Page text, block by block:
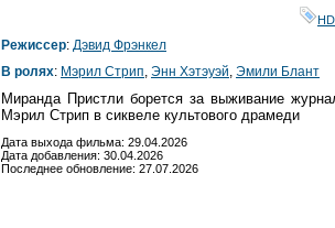
Режиссер: Дэвид Фрэнкел
В ролях: Мэрил Стрип, Энн Хэтэуэй, Эмили Блант
Миранда Пристли борется за выживание
Мэрил Стрип в сиквеле культового драмеди
Дата выхода фильма: 29.04.2026
Дата добавления: 30.04.2026
Последнее обновление: 27.07.2026